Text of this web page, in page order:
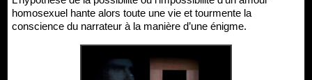
homosexuel hante alors toute une vie et tourmente la
conscience du narrateur à la manière d’une énigme.